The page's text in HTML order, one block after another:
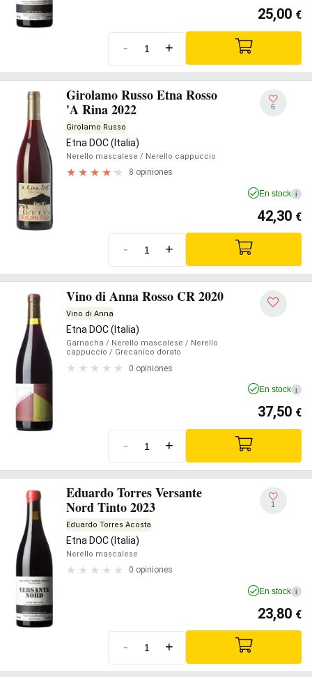
25,00 €
- +
Girolamo Russo Etna Rosso
'A Rina 2022
Girolamo Russo
Etna DOC (Italia)
Nerello mascalese / Nerello cappuccio
8 opiniones
6
En stock i
42,30 €
- +
Vino di Anna Rosso CR 2020
Vino di Anna
Etna DOC (Italia)
Garnacha / Nerello mascalese / Nerello
cappuccio / Grecanico dorato
0 opiniones
En stock i
37,50 €
- +
Eduardo Torres Versante
Nord Tinto 2023
Eduardo Torres Acosta
Etna DOC (Italia)
Nerello mascalese
0 opiniones
1
En stock i
23,80 €
- +